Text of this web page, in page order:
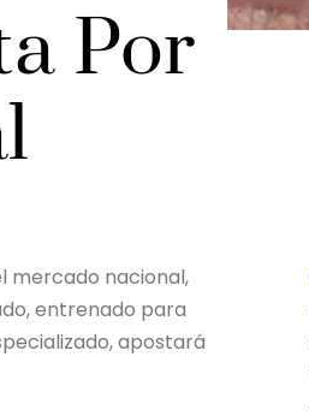
Por
mercado nacional,
entrenado para
apostará